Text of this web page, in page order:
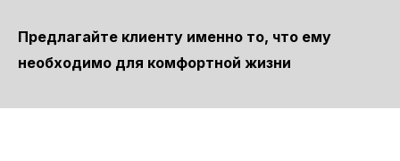
Предлагайте клиенту именно то, что ему
необходимо для комфортной жизни